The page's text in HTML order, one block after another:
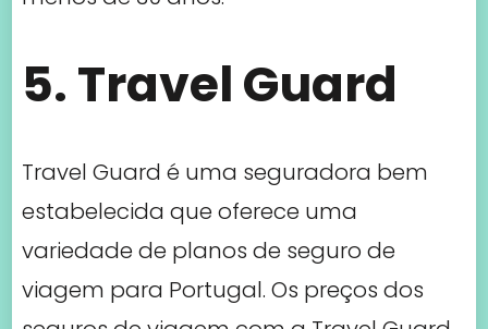
seguros de viagem com a Travel Guard
podem variar com base no plano
duração da viagem. Em média, os
preços começam em torno de $50 USD
para uma viagem de uma semana
para uma pessoa com menos de 30